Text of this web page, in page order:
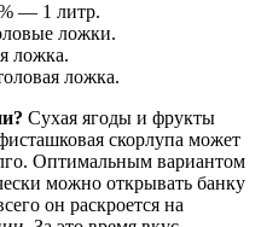
— 1 литр.
ложки.
ложка.
ложка.
Сухая ягоды и фрукты
скорлупа может
Оптимальным вариантом
можно открывать банку
он раскроется на